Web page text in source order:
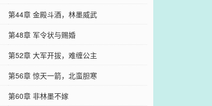
第44章 金殿斗酒，林墨威武
第48章 军令状与赐婚
第52章 大军开拔，难缠公主
第56章 惊天一箭，北蛮胆寒
第60章 非林墨不嫁